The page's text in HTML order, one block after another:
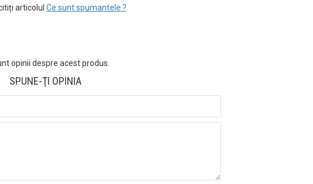
articolul Ce sunt spumantele ?
opinii despre acest produs.
SPUNE-ŢI OPINIA